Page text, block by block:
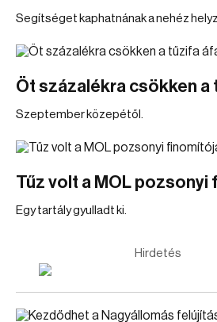
Segítséget kaphatnának a nehéz
Öt százalékra csökken a
Szeptember közepétől.
Tűz volt a MOL pozsonyi
Egy tartály gyulladt ki.
Hirdetés